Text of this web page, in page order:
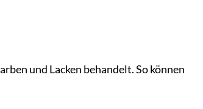
und Lacken behandelt. So können